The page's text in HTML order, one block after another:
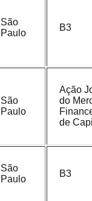
São
Paulo
B3
São
Paulo
Ação
do
de
São
Paulo
B3